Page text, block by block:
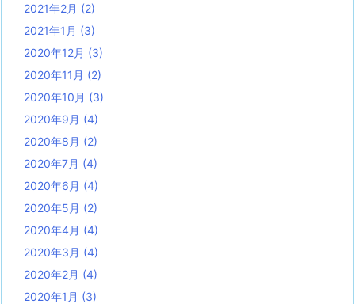
2021年2月 (2)
2021年1月 (3)
2020年12月 (3)
2020年11月 (2)
2020年10月 (3)
2020年9月 (4)
2020年8月 (2)
2020年7月 (4)
2020年6月 (4)
2020年5月 (2)
2020年4月 (4)
2020年3月 (4)
2020年2月 (4)
2020年1月 (3)